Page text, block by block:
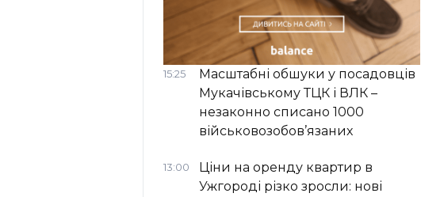
15:25
Масштабні обшуки у посадовців
Мукачівському ТЦК і ВЛК –
незаконно списано 1000
військовозобов’язаних
13:00
Ціни на оренду квартир в
Ужгороді різко зросли: нові